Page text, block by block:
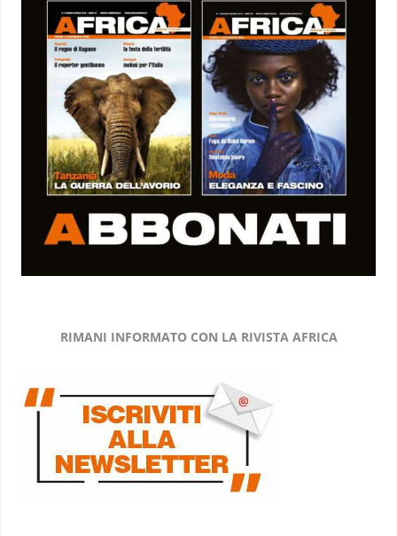
RIMANI INFORMATO CON LA RIVISTA AFRICA